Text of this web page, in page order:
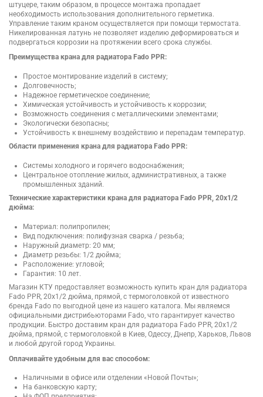
штуцере, таким образом, в процессе монтажа пропадает
необходимость использования дополнительного герметика.
Управление таким краном осуществляется при помощи термостата.
Никелированная латунь не позволяет изделию деформироваться и
подвергаться коррозии на протяжении всего срока службы.
Преимущества крана для радиатора Fado PPR:
Простое монтирование изделий в систему;
Долговечность;
Надежное герметическое соединение;
Химическая устойчивость и устойчивость к коррозии;
Возможность соединения с металлическими элементами;
Экологически безопасны;
Устойчивость к внешнему воздействию и перепадам температур.
Области применения крана для радиатора Fado PPR:
Системы холодного и горячего водоснабжения;
Центральное отопление жилых, административных, а также
промышленных зданий.
Технические характеристики крана для радиатора Fado PPR, 20x1/2
дюйма:
Материал: полипропилен;
Вид подключения: полифузная сварка / резьба;
Наружный диаметр: 20 мм;
Диаметр резьбы: 1/2 дюйма;
Расположение: угловой;
Гарантия: 10 лет.
Магазин КТУ предоставляет возможность купить кран для радиатора
Fado PPR, 20x1/2 дюйма, прямой, с термоголовкой от известного
бренда Fado по выгодной цене из нашего каталога. Мы являемся
официальными дистрибьюторами Fado, что гарантирует качество
продукции. Быстро доставим кран для радиатора Fado PPR, 20x1/2
дюйма, прямой, с термоголовкой в Киев, Одессу, Днепр, Харьков, Львов
и любой другой город Украины.
Оплачивайте удобным для вас способом:
Наличными в офисе или отделении «Новой Почты»;
На банковскую карту;